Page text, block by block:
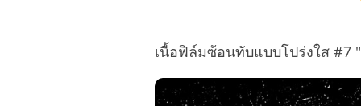
เนื้อฟิล์มซ้อนทับแบบโปร่งใส #7